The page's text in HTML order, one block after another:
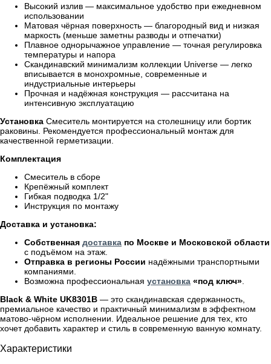
Высокий излив — максимальное удобство при ежедневном
использовании
Матовая чёрная поверхность — благородный вид и низкая
маркость (меньше заметны разводы и отпечатки)
Плавное однорычажное управление — точная регулировка
температуры и напора
Скандинавский минимализм коллекции Universe — легко
вписывается в монохромные, современные и
индустриальные интерьеры
Прочная и надёжная конструкция — рассчитана на
интенсивную эксплуатацию
Установка Смеситель монтируется на столешницу или бортик
раковины. Рекомендуется профессиональный монтаж для
качественной герметизации.
Комплектация
Смеситель в сборе
Крепёжный комплект
Гибкая подводка 1/2"
Инструкция по монтажу
Доставка и установка:
Собственная доставка по Москве и Московской области
с подъёмом на этаж.
Отправка в регионы России надёжными транспортными
компаниями.
Возможна профессиональная установка «под ключ»
Black & White UK8301B — это скандинавская сдержанность,
премиальное качество и практичный минимализм в эффектном
матово-чёрном исполнении. Идеальное решение для тех, кто
хочет добавить характер и стиль в современную ванную комнату.
Характеристики